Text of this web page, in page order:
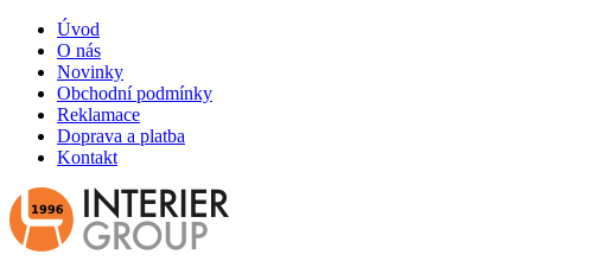
Úvod
O nás
Novinky
Obchodní podmínky
Reklamace
Doprava a platba
Kontakt